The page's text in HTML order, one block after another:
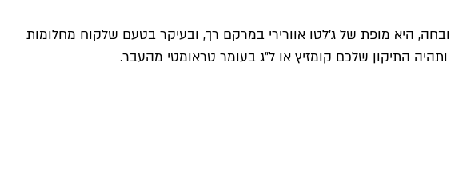
היא מופת של ג׳לטו אוורירי במרקם רך, ובעיקר בטעם שלקוח מחלומות
התיקון שלכם קומזיץ או ל״ג בעומר טראומטי מהעבר.